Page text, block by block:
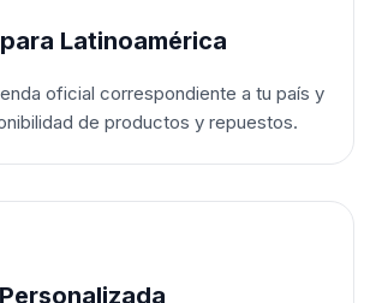
Latinoamérica
oficial correspondiente a tu país y
de productos y repuestos.